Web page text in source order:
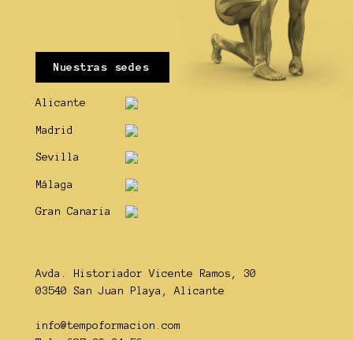
Nuestras sedes
Alicante
Madrid
Sevilla
Málaga
Gran Canaria
Avda. Historiador Vicente Ramos, 30
03540 San Juan Playa, Alicante
info@tempoformacion.com